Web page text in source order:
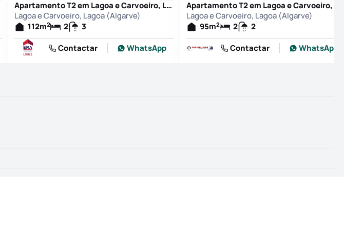
Apartamento T2 em Lagoa e Carvoeiro, Lagoa (Algarve)
Lagoa e Carvoeiro, Lagoa (Algarve)
112m2 2
3
Contactar
WhatsApp
Lagoa e Carvoeiro, Lagoa (Algarve)
95m2 2
2
Contactar
WhatsApp